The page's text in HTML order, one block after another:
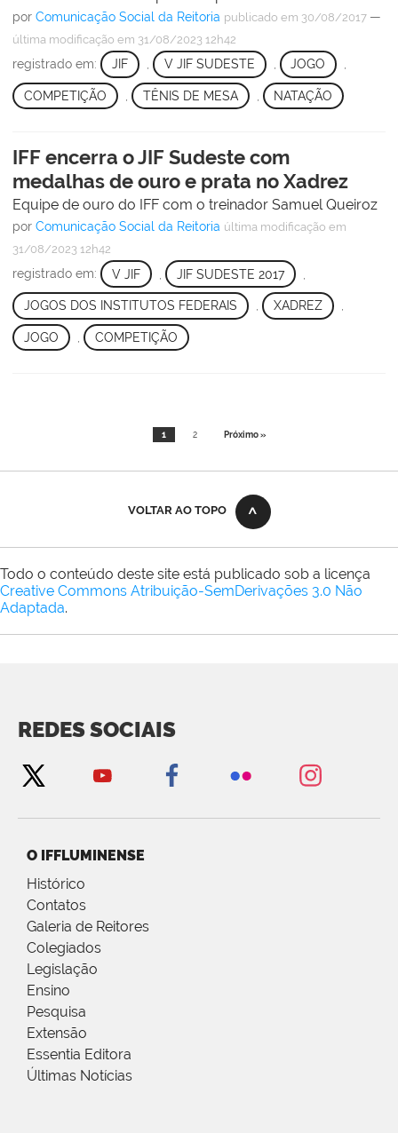
por Comunicação Social da Reitoria publicado em 30/08/2017 —
última modificação em 31/08/2023 12h42
registrado em: JIF V JIF SUDESTE JOGO
COMPETIÇÃO TÊNIS DE MESA NATAÇÃO
IFF encerra o JIF Sudeste com
medalhas de ouro e prata no Xadrez
Equipe de ouro do IFF com o treinador Samuel Queiroz
por Comunicação Social da Reitoria última modificação em
31/08/2023 12h42
registrado em: V JIF JIF SUDESTE 2017
JOGOS DOS INSTITUTOS FEDERAIS , XADREZ ,
JOGO COMPETIÇÃO
1 2 Próximo »
VOLTAR AO TOPO
Todo o conteúdo deste site está publicado sob a licença
Creative Commons Atribuição-SemDerivações 3.0 Não
Adaptada.
REDES SOCIAIS
O IFFLUMINENSE
Histórico
Contatos
Galeria de Reitores
Colegiados
Legislação
Ensino
Pesquisa
Extensão
Essentia Editora
Últimas Notícias